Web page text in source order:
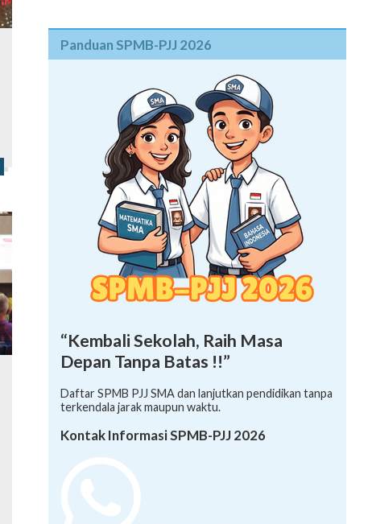
Panduan SPMB-PJJ 2026
“Kembali Sekolah, Raih Masa
Depan Tanpa Batas !!”
Daftar SPMB PJJ SMA dan lanjutkan pendidikan tanpa
terkendala jarak maupun waktu.
Kontak Informasi SPMB-PJJ 2026